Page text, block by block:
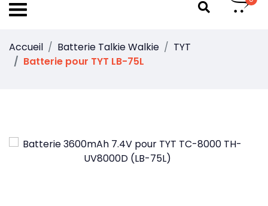
Accueil Batterie Talkie Walkie
TYT
Batterie pour TYT LB-75L